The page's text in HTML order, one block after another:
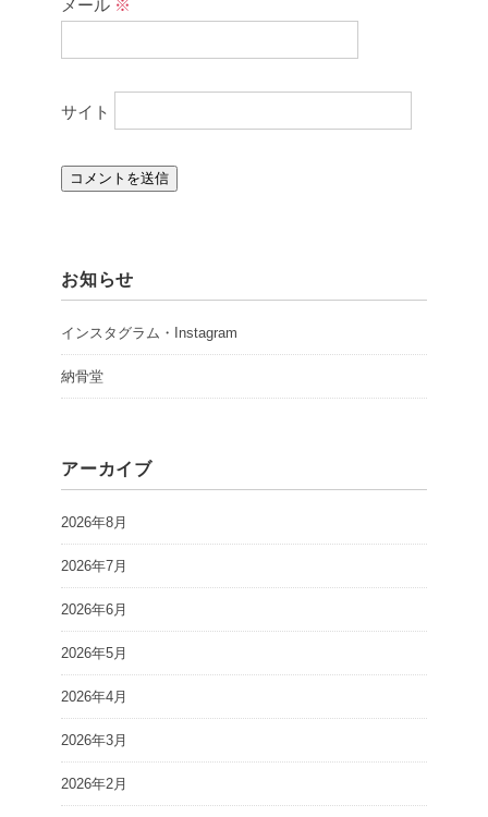
メール ※
サイト
お知らせ
インスタグラム・Instagram
納骨堂
アーカイブ
2026年8月
2026年7月
2026年6月
2026年5月
2026年4月
2026年3月
2026年2月